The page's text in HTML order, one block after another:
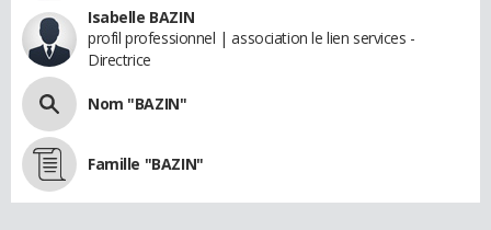
Isabelle BAZIN
profil professionnel | association le lien services -
Directrice
Nom "BAZIN"
Famille "BAZIN"